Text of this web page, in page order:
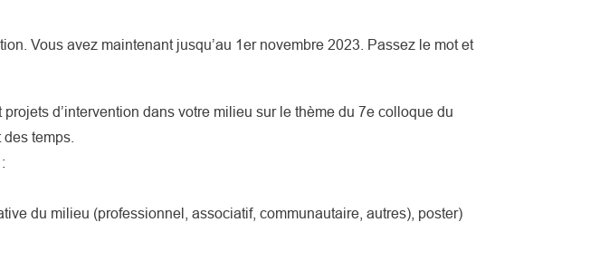
Vous avez maintenant jusqu’au 1er novembre 2023. Passez le mot et
d’intervention dans votre milieu sur le thème du 7e colloque du
temps.
du milieu (professionnel, associatif, communautaire, autres), poster)